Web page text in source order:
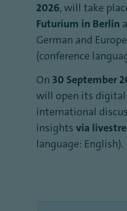
2026, will take
Futurium in Berlin
German and
(conference
On 30 September
will open its
international
insights via
language: English).